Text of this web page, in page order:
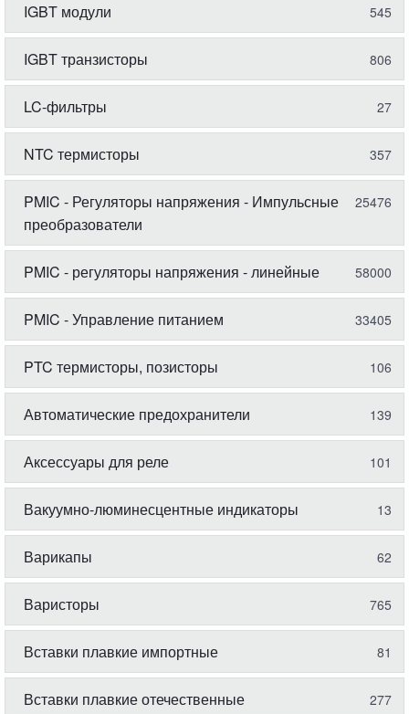
IGBT модули 545
IGBT транзисторы 806
LC-фильтры 27
NTC термисторы 357
PMIC - Регуляторы напряжения - Импульсные
преобразователи
25476
PMIC - регуляторы напряжения - линейные 58000
PMIC - Управление питанием 33405
PTC термисторы, позисторы 106
Автоматические предохранители 139
Аксессуары для реле 101
Вакуумно-люминесцентные индикаторы 13
Варикапы 62
Варисторы 765
Вставки плавкие импортные 81
Вставки плавкие отечественные 277